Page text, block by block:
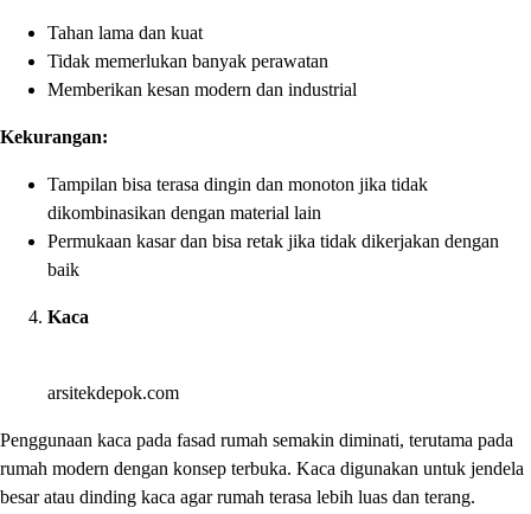
Tahan lama dan kuat
Tidak memerlukan banyak perawatan
Memberikan kesan modern dan industrial
Kekurangan:
Tampilan bisa terasa dingin dan monoton jika tidak
dikombinasikan dengan material lain
Permukaan kasar dan bisa retak jika tidak dikerjakan dengan
baik
Kaca
arsitekdepok.com
Penggunaan kaca pada fasad rumah semakin diminati, terutama pada
rumah modern dengan konsep terbuka. Kaca digunakan untuk jendela
besar atau dinding kaca agar rumah terasa lebih luas dan terang.